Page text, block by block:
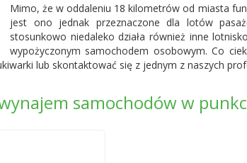
Mimo, że w oddaleniu 18 kilometrów od miasta
jest ono jednak przeznaczone dla lotów
stosunkowo niedaleko działa również inne
wypożyczonym samochodem osobowym. Co
lub skontaktować się z jednym z naszych
samochodów w